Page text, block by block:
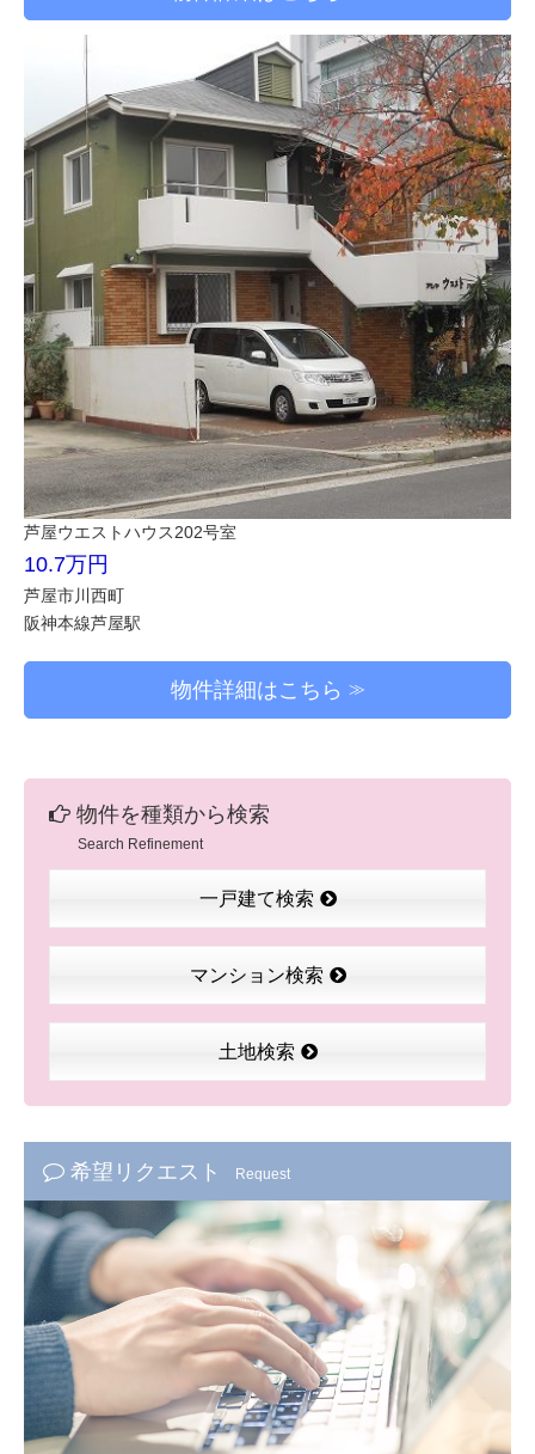
芦屋ウエストハウス202号室
10.7万円
芦屋市川西町
阪神本線芦屋駅
物件詳細はこちら
物件を種類から検索
Search Refinement
一戸建て検索
マンション検索
土地検索
希望リクエスト Request